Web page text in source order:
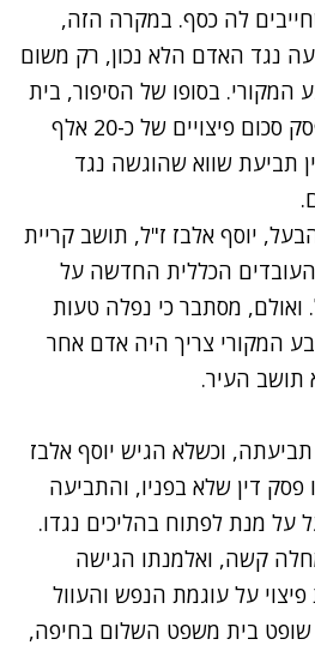
לה כסף. במקרה הזה,
נגד האדם הלא נכון, רק משום
בסופו של הסיפור, בית
משפט השלום בחיפה פסק סכום פיצויים של כ-20 אלף
תביעת שווא שהוגשה נגד
יוסף אלבז ז"ל, תושב קריית
הכללית החדשה על
אלף שקל. ואולם, מסתבר כי נפלה טעות
המקורי צריך היה אדם אחר
תושב העיר.
וכשלא הגיש יוסף אלבז
פסק דין שלא בפניו, והתביעה
על מנת לפתוח בהליכים נגדו.
קשה, ואלמנתו הגישה
על עוגמת הנפש והעוול
בית משפט השלום בחיפה,